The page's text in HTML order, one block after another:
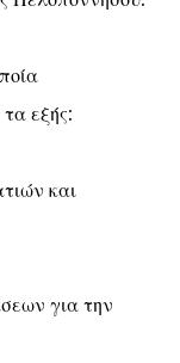
εξής:
και
για την